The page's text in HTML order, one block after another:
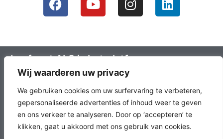
Wij waarderen uw privacy
We gebruiken cookies om uw surfervaring te verbeteren,
gepersonaliseerde advertenties of inhoud weer te geven
en ons verkeer te analyseren. Door op ‘accepteren’ te
klikken, gaat u akkoord met ons gebruik van cookies.
Leef met ALS is het platform voor mensen
met ALS en hun omgeving; ALS lotgenoten.
Leefals.nl heeft als doel om ALS lotgenoten
met elkaar in contact te brengen, het
laatste onderzoek en nieuws over ALS en
échte verhalen te delen.